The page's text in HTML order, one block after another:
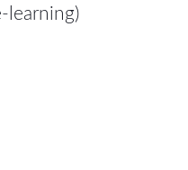
learning)